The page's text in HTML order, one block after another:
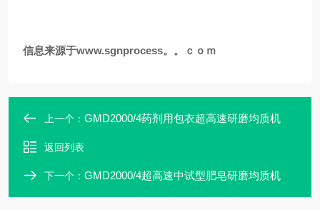
信息来源于www.sgnprocess。。ｃｏｍ
上一个： GMD2000/4药剂用包衣超高速研磨均质机
返回列表
下一个： GMD2000/4超高速中试型肥皂研磨均质机